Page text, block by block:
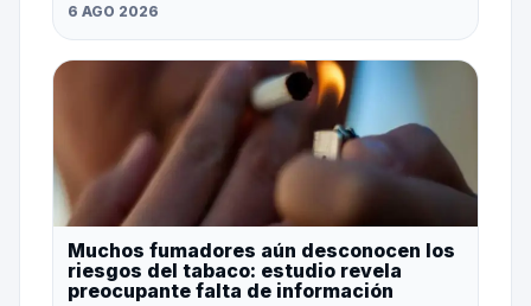
6 AGO 2026
Muchos fumadores aún desconocen los
riesgos del tabaco: estudio revela
preocupante falta de información